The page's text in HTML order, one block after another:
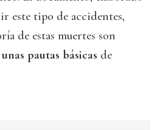
este tipo de accidentes,
de estas muertes son
pautas básicas de